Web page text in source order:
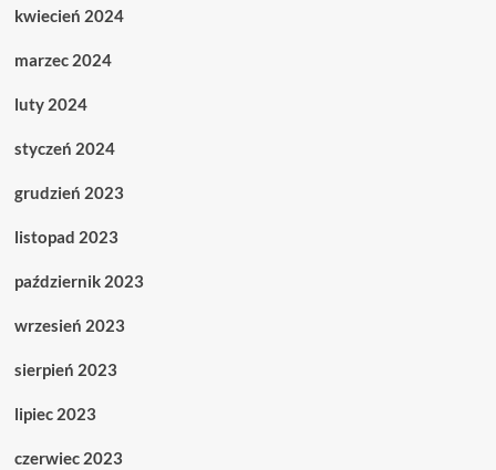
kwiecień 2024
marzec 2024
luty 2024
styczeń 2024
grudzień 2023
listopad 2023
październik 2023
wrzesień 2023
sierpień 2023
lipiec 2023
czerwiec 2023